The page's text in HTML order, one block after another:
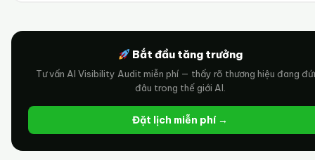
Bắt đầu tăng trưởng
Tư vấn AI Visibility Audit miễn phí — thấy rõ thương hiệu đang
đâu trong thế giới AI.
Đặt lịch miễn phí →